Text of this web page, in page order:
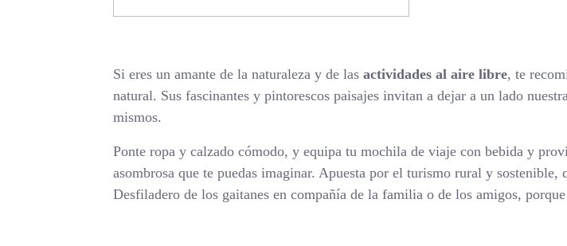
Si eres un amante de la naturaleza y de las actividades al aire libre, te
natural. Sus fascinantes y pintorescos paisajes invitan a dejar a un lado
mismos.
Ponte ropa y calzado cómodo, y equipa tu mochila de viaje con bebida y
asombrosa que te puedas imaginar. Apuesta por el turismo rural y
Desfiladero de los gaitanes en compañía de la familia o de los amigos,